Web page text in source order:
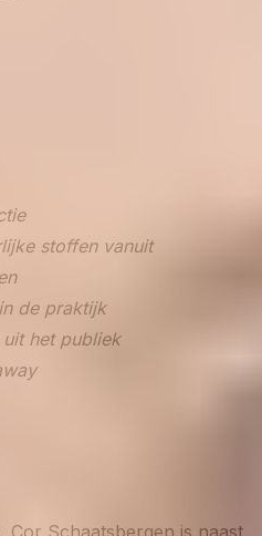
stoffen vanuit
de praktijk
uit het publiek
Cor Schaatsbergen is naast